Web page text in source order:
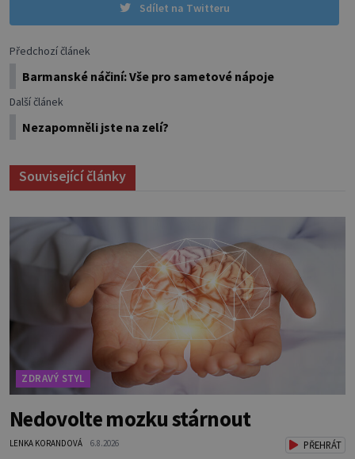
Sdílet na Twitteru
Předchozí článek
Barmanské náčiní: Vše pro sametové nápoje
Další článek
Nezapomněli jste na zelí?
Související články
ZDRAVÝ STYL
Nedovolte mozku stárnout
LENKA KORANDOVÁ 6.8.2026 PŘEHRÁT